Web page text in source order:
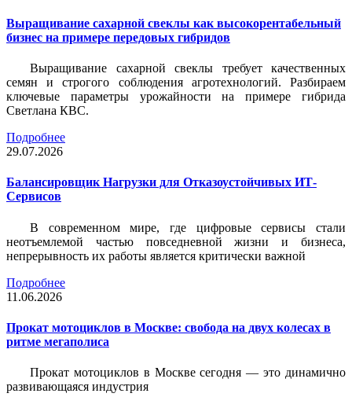
Выращивание сахарной свеклы как высокорентабельный
бизнес на примере передовых гибридов
Выращивание сахарной свеклы требует качественных
семян и строгого соблюдения агротехнологий. Разбираем
ключевые параметры урожайности на примере гибрида
Светлана КВС.
Подробнее
29.07.2026
Балансировщик Нагрузки для Отказоустойчивых ИТ-
Сервисов
В современном мире, где цифровые сервисы стали
неотъемлемой частью повседневной жизни и бизнеса,
непрерывность их работы является критически важной
Подробнее
11.06.2026
Прокат мотоциклов в Москве: свобода на двух колесах в
ритме мегаполиса
Прокат мотоциклов в Москве сегодня — это динамично
развивающаяся индустрия